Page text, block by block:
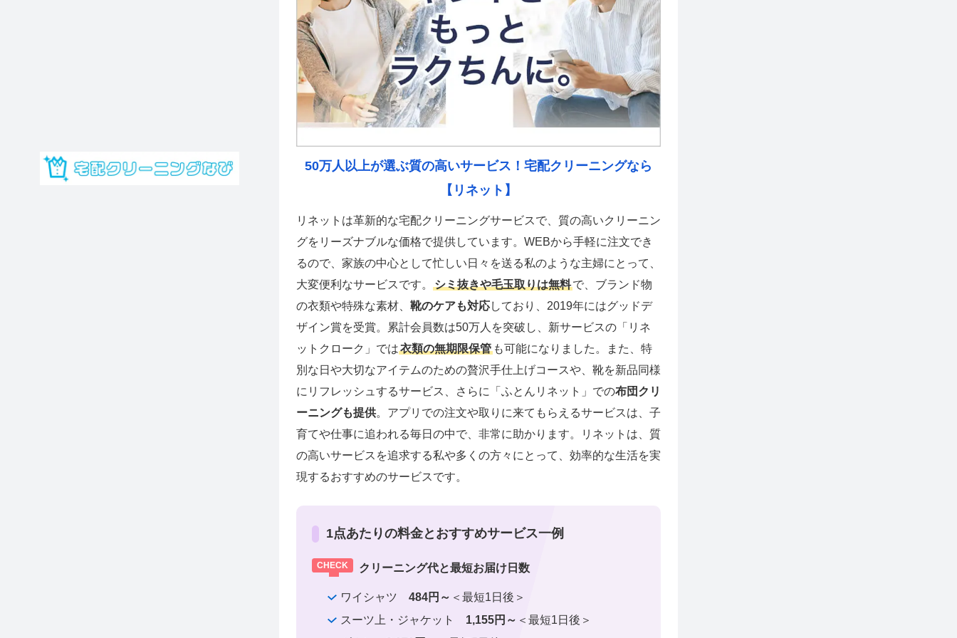
50万人以上が選ぶ質の高いサービス！宅配クリーニングなら
【リネット】
リネットは革新的な宅配クリーニングサービスで、質の高いクリーニン
グをリーズナブルな価格で提供しています。WEBから手軽に注文でき
るので、家族の中心として忙しい日々を送る私のような主婦にとって、
大変便利なサービスです。
シミ抜きや毛玉取りは無料で、ブランド物
の衣類や特殊な素材、 靴のケアも対応しており、2019年にはグッドデ
ザイン賞を受賞。累計会員数は50万人を突破し、新サービスの「リネ
ットクローク」では衣類の無期限保管 も可能になりました。また、特
別な日や大切なアイテムのための贅沢手仕上げコースや、靴を新品同様
にリフレッシュするサービス、さらに「ふとんリネット」での布団クリ
ーニングも提供。アプリでの注文や取りに来てもらえるサービスは、子
育てや仕事に追われる毎日の中で、非常に助かります。リネットは、質
の高いサービスを追求する私や多くの方々にとって、効率的な生活を実
現するおすすめのサービスです。
1点あたりの料金とおすすめサービス一例
クリーニング代と最短お届け日数
ワイシャツ 484円～ ＜最短1日後＞
スーツ上・ジャケット 1,155円～ ＜最短1日後＞